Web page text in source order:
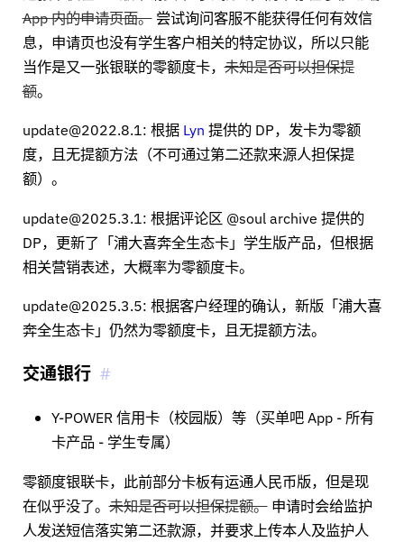
App 内的申请页面。尝试询问客服不能获得任何有效信
息，申请页也没有学生客户相关的特定协议，所以只能
当作是又一张银联的零额度卡，未知是否可以担保提
额。
update@2022.8.1: 根据 Lyn 提供的 DP，发卡为零额
度，且无提额方法（不可通过第二还款来源人担保提
额）。
update@2025.3.1: 根据评论区 @soul archive 提供的
DP，更新了「浦大喜奔全生态卡」学生版产品，但根据
相关营销表述，大概率为零额度卡。
update@2025.3.5: 根据客户经理的确认，新版「浦大喜
奔全生态卡」仍然为零额度卡，且无提额方法。
交通银行
Y-POWER 信用卡（校园版）等（买单吧 App - 所有
卡产品 - 学生专属）
零额度银联卡，此前部分卡板有运通人民币版，但是现
在似乎没了。未知是否可以担保提额。申请时会给监护
人发送短信落实第二还款源，并要求上传本人及监护人